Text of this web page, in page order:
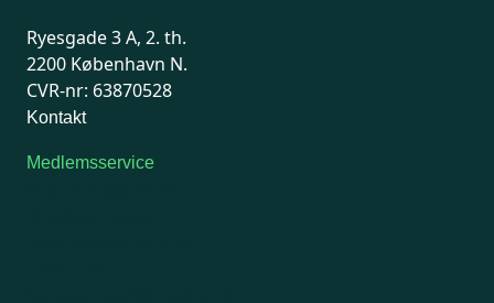
Ryesgade 3 A, 2. th.
2200 København N.
CVR-nr: 63870528
Kontakt
Medlemsservice